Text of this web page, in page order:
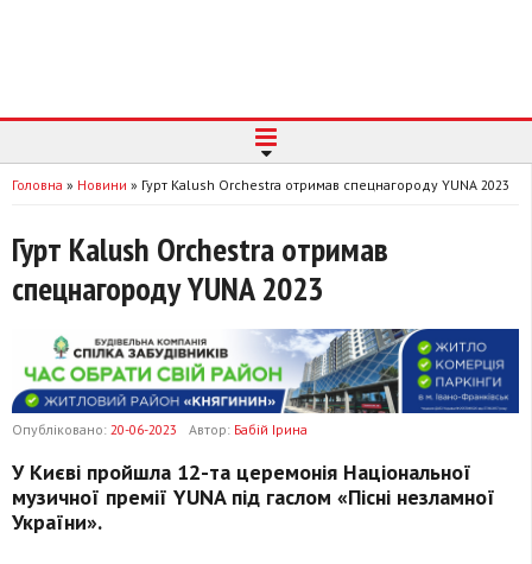
Головна » Новини » Гурт Kalush Orchestra отримав спецнагороду YUNA 2023
Гурт Kalush Orchestra отримав
спецнагороду YUNA 2023
Опубліковано: 20-06-2023 Автор: Бабій Ірина
У Києві пройшла 12-та церемонія Національної
музичної премії YUNA під гаслом «Пісні незламної
України».